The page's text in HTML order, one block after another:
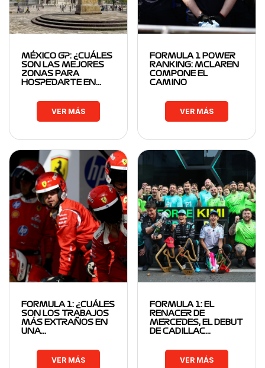
MÉXICO GP: ¿CUÁLES
SON LAS MEJORES
ZONAS PARA
HOSPEDARTE EN…
VER MÁS
FORMULA 1 POWER
RANKING: MCLAREN
COMPONE EL
CAMINO
VER MÁS
FORMULA 1: ¿CUÁLES
SON LOS TRABAJOS
MÁS EXTRAÑOS EN
UNA…
VER MÁS
FORMULA 1: EL
RENACER DE
MERCEDES, EL DEBUT
DE CADILLAC…
VER MÁS